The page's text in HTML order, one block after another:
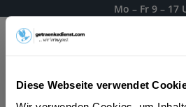
Diese Webseite verwendet
Mo – Fr 9 – 17